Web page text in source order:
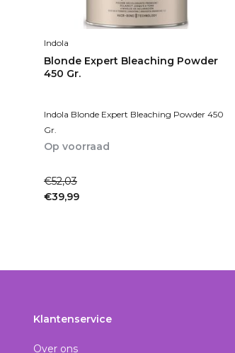
Indola
Blonde Expert Bleaching Powder
450 Gr.
Indola Blonde Expert Bleaching Powder 450
Gr.
Op voorraad
€52,03
€39,99
Klantenservice
Over ons